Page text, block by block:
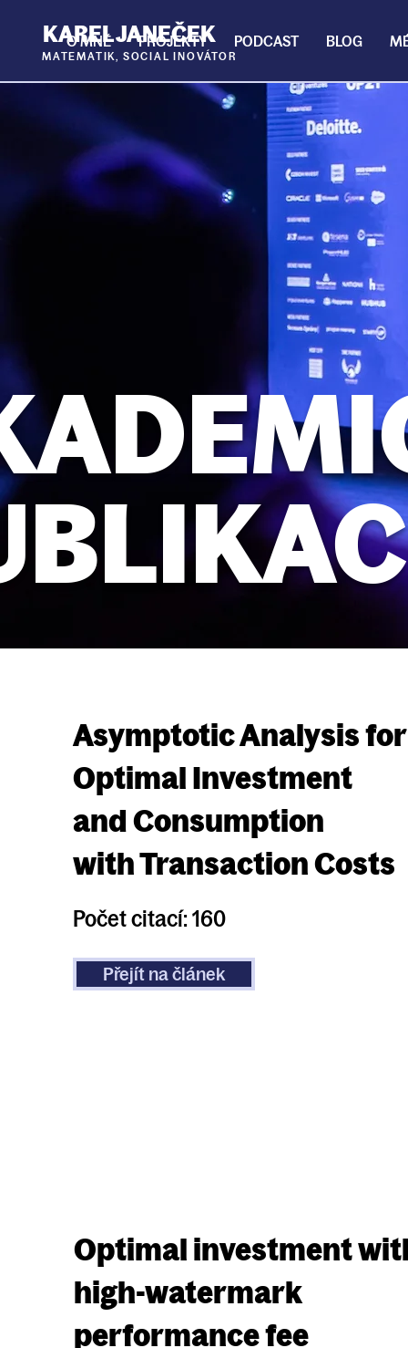
KAREL JANEČEK
MATEMATIK, SOCIAL INOVÁTOR
O MNĚ PROJEKTY PODCAST BLOG
Asymptotic Analysis for
OptimalInvestment
and Consumption
withTransaction Costs
Počet citací: 160
Přejít na článek
Optimal investment
high-watermark
performance fee